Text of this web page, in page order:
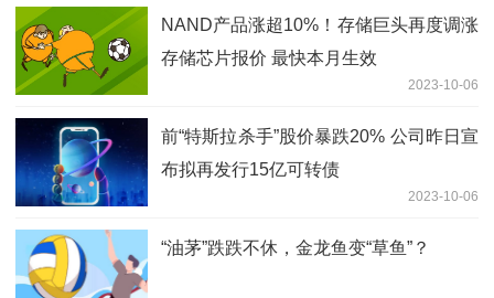
NAND产品涨超10%！存储巨头再度调涨
存储芯片报价 最快本月生效
2023-10-06
前“特斯拉杀手”股价暴跌20% 公司昨日宣
布拟再发行15亿可转债
2023-10-06
“油茅”跌跌不休，金龙鱼变“草鱼”？